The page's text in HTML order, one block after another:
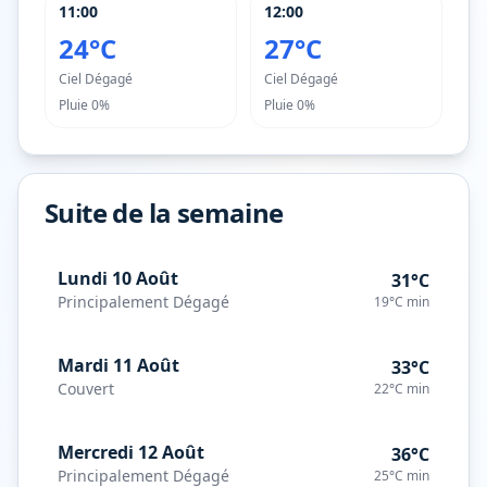
11:00
24°C
Ciel Dégagé
Pluie 0%
12:00
27°C
Ciel Dégagé
Pluie 0%
Suite de la semaine
Lundi 10 Août
Principalement Dégagé
31°C
19°C min
Mardi 11 Août
Couvert
33°C
22°C min
Mercredi 12 Août
Principalement Dégagé
36°C
25°C min